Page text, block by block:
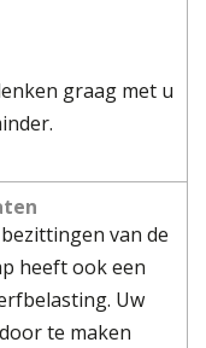
graag met u
van de
heeft ook een
Uw
te maken